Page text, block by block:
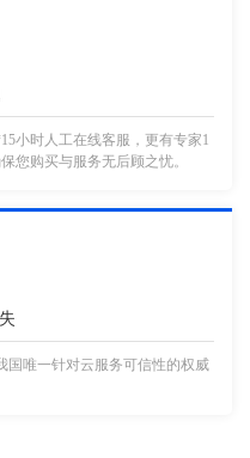
小时人工在线客服，更有专家1
您购买与服务无后顾之忧。
国唯一针对云服务可信性的权威